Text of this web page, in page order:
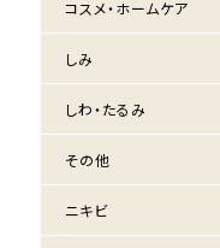
コスメ・ホームケア
しみ
しわ・たるみ
その他
ニキビ